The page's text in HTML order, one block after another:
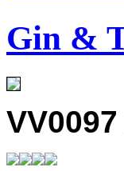
Gin &
VV0097